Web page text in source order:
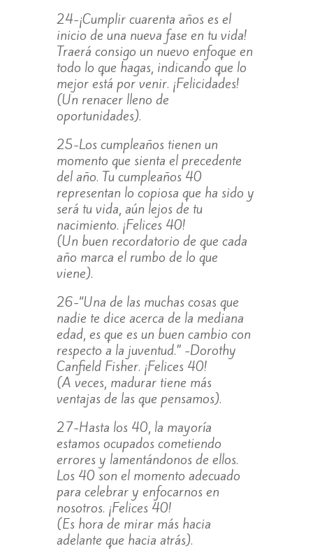
24-¡Cumplir cuarenta años es el
inicio de una nueva fase en tu vida!
Traerá consigo un nuevo enfoque en
todo lo que hagas, indicando que lo
mejor está por venir. ¡Felicidades!
(Un renacer lleno de
oportunidades).
25-Los cumpleaños tienen un
momento que sienta el precedente
del año. Tu cumpleaños 40
representan lo copiosa que ha sido y
será tu vida, aún lejos de tu
nacimiento. ¡Felices 40!
(Un buen recordatorio de que cada
año marca el rumbo de lo que
viene).
26-“Una de las muchas cosas que
nadie te dice acerca de la mediana
edad, es que es un buen cambio con
respecto a la juventud.” -Dorothy
Canfield Fisher. ¡Felices 40!
(A veces, madurar tiene más
ventajas de las que pensamos).
27-Hasta los 40, la mayoría
estamos ocupados cometiendo
errores y lamentándonos de ellos.
Los 40 son el momento adecuado
para celebrar y enfocarnos en
nosotros. ¡Felices 40!
(Es hora de mirar más hacia
adelante que hacia atrás).